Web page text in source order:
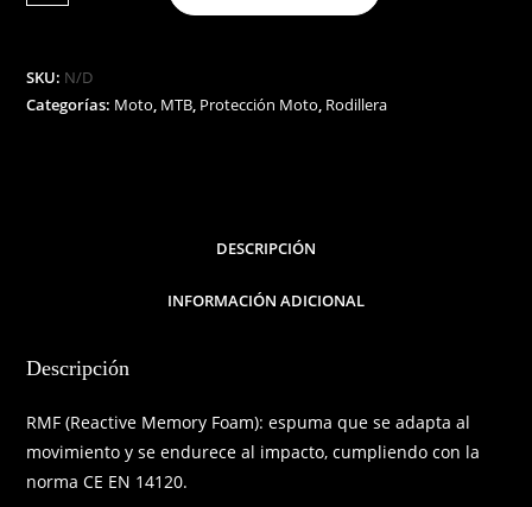
SKU: N/D
Categorías: Moto MTB Protección Moto Rodillera
DESCRIPCIÓN
INFORMACIÓN ADICIONAL
Descripción
RMF (Reactive Memory Foam): espuma que se adapta al
movimiento y se endurece al impacto, cumpliendo con la
norma CE EN 14120.